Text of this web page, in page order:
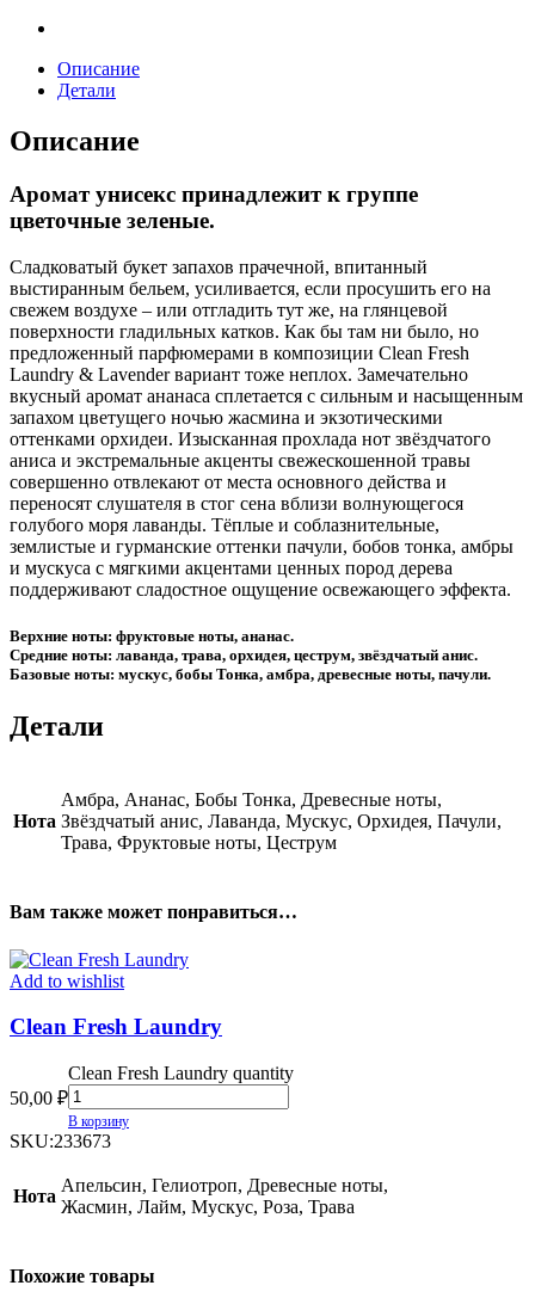
Описание
Детали
Описание
Аромат унисекс принадлежит к группе
цветочные зеленые.
Сладковатый букет запахов прачечной, впитанный
выстиранным бельем, усиливается, если просушить его на
свежем воздухе – или отгладить тут же, на глянцевой
поверхности гладильных катков. Как бы там ни было, но
предложенный парфюмерами в композиции Clean Fresh
Laundry & Lavender вариант тоже неплох. Замечательно
вкусный аромат ананаса сплетается с сильным и насыщенным
запахом цветущего ночью жасмина и экзотическими
оттенками орхидеи. Изысканная прохлада нот звёздчатого
аниса и экстремальные акценты свежескошенной травы
совершенно отвлекают от места основного действа и
переносят слушателя в стог сена вблизи волнующегося
голубого моря лаванды. Тёплые и соблазнительные,
землистые и гурманские оттенки пачули, бобов тонка, амбры
и мускуса с мягкими акцентами ценных пород дерева
поддерживают сладостное ощущение освежающего эффекта.
Верхние ноты: фруктовые ноты, ананас.
Средние ноты: лаванда, трава, орхидея, цеструм, звёздчатый анис.
Базовые ноты: мускус, бобы Тонка, амбра, древесные ноты, пачули.
Детали
Нота
Амбра, Ананас, Бобы Тонка, Древесные ноты,
Звёздчатый анис, Лаванда, Мускус, Орхидея, Пачули,
Трава, Фруктовые ноты, Цеструм
Вам также может понравиться…
Add to wishlist
Clean Fresh Laundry
50,00 ₽
Clean Fresh Laundry quantity
В корзину
SKU:233673
Нота
Апельсин, Гелиотроп, Древесные ноты,
Жасмин, Лайм, Мускус, Роза, Трава
Похожие товары